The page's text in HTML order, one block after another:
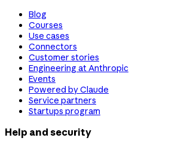
Blog
Courses
Use cases
Connectors
Customer stories
Engineering at Anthropic
Events
Powered by Claude
Service partners
Startups program
Help and security